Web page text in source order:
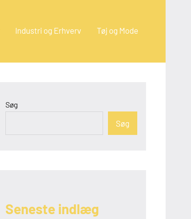
Industri og Erhverv Tøj og Mode
Søg
Søg
Seneste indlæg